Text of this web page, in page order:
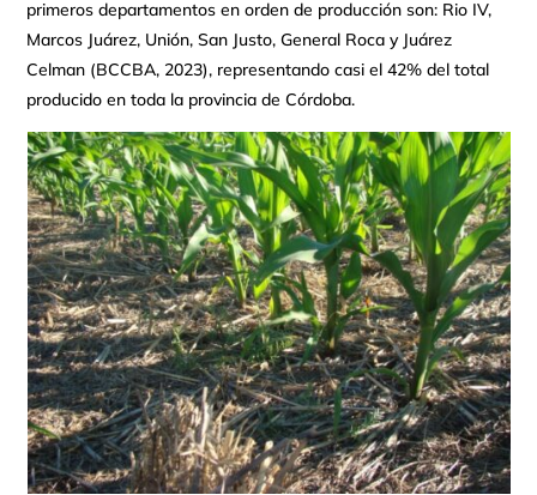
primeros departamentos en orden de producción son: Rio IV,
Marcos Juárez, Unión, San Justo, General Roca y Juárez
Celman (BCCBA, 2023), representando casi el 42% del total
producido en toda la provincia de Córdoba.